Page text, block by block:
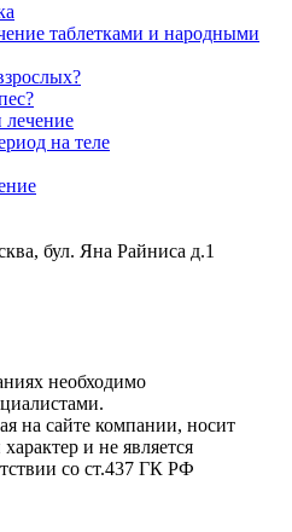
таблетками и народными
лечение
на теле
бул. Яна Райниса д.1
необходимо
на сайте компании, носит
и не является
со ст.437 ГК РФ